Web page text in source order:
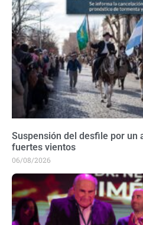
Suspensión del desfile por un
fuertes vientos
06/08/2026